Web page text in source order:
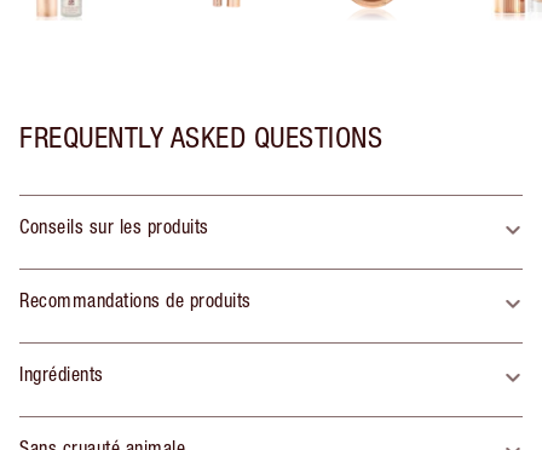
FREQUENTLY ASKED QUESTIONS
Conseils sur les produits
Recommandations de produits
Ingrédients